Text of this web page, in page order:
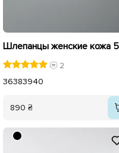
2
36383940
890 ₴